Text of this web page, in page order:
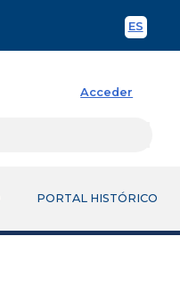
ES
Acceder
PORTAL HISTÓRICO